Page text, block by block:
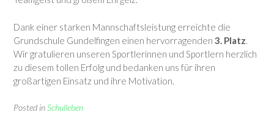
Dank einer starken Mannschaftsleistung erreichte die
Grundschule Gundelfingen einen hervorragenden 3. Platz
Wir gratulieren unseren Sportlerinnen und Sportlern herzlich
zu diesem tollen Erfolg und bedanken uns für ihren
großartigen Einsatz und ihre Motivation.
Posted inSchulleben